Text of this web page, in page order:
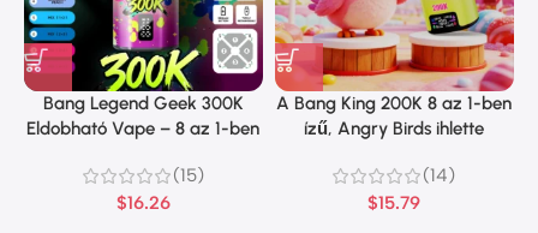
Bang Legend Geek 300K
Eldobható Vape – 8 az 1-ben
(15)
$16.26
A Bang King 200K 8 az 1-ben
ízű, Angry Birds ihlette
(14)
$15.79